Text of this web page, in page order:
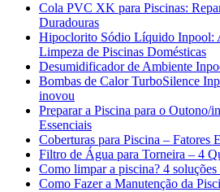
Cola PVC XK para Piscinas:
Duradouras
Hipoclorito Sódio Líquido Inpool:
Limpeza de Piscinas Domésticas
Desumidificador de Ambiente
Bombas de Calor TurboSilence
inovou
Preparar a Piscina para o Outono/
Essenciais
Coberturas para Piscina – Fatores
Filtro de Água para Torneira – 4
Como limpar a piscina? 4
Como Fazer a Manutenção da